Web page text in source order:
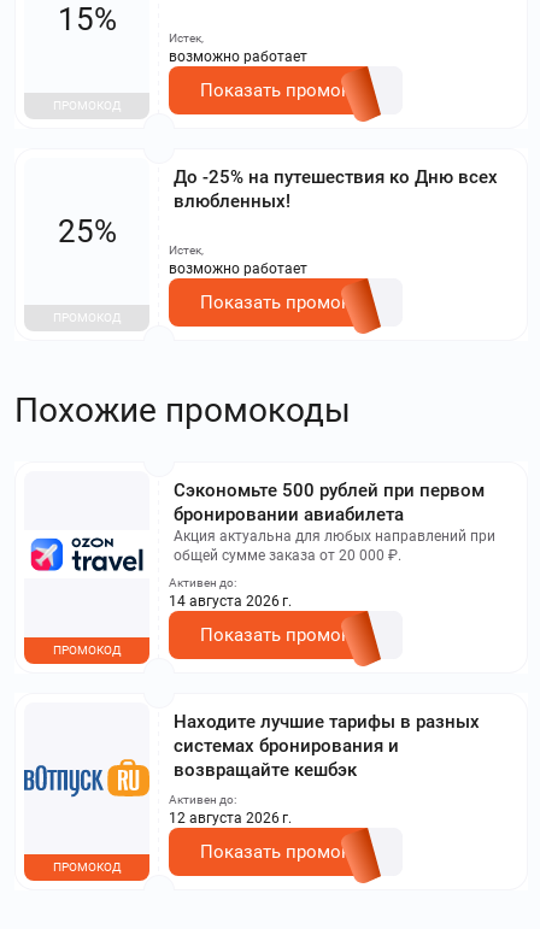
15%
ПРОМОКОД
Истек,
возможно работает
Показать промокод
До -25% на путешествия ко Дню всех
влюбленных!
25%
ПРОМОКОД
Истек,
возможно работает
Показать промокод
Похожие промокоды
Сэкономьте 500 рублей при первом
бронировании авиабилета
Акция актуальна для любых направлений при
общей сумме заказа от 20 000 ₽.
ПРОМОКОД
Активен до:
14 августа 2026 г.
Показать промокод
Находите лучшие тарифы в разных
системах бронирования и
возвращайте кешбэк
ПРОМОКОД
Активен до:
12 августа 2026 г.
Показать промокод